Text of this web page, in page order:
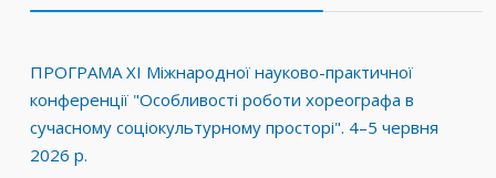
ПРОГРАМА ХІ Міжнародної науково-практичної
конференції "Особливості роботи хореографа в
сучасному соціокультурному просторі". 4–5 червня
2026 р.